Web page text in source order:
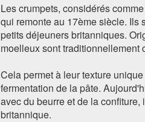
Les crumpets, considérés
qui remonte au 17ème siècle. Ils
petits déjeuners britanniques.
moelleux sont traditionnellement
Cela permet à leur texture
fermentation de la pâte.
avec du beurre et de la
britannique.